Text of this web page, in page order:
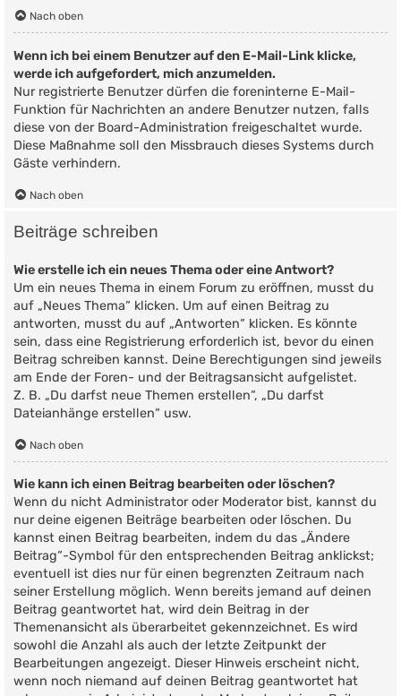
Nach oben
Wenn ich bei einem Benutzer auf den E-Mail-Link klicke,
werde ich aufgefordert, mich anzumelden.
Nur registrierte Benutzer dürfen die foreninterne E-Mail-
Funktion für Nachrichten an andere Benutzer nutzen, falls
diese von der Board-Administration freigeschaltet wurde.
Diese Maßnahme soll den Missbrauch dieses Systems durch
Gäste verhindern.
Nach oben
Beiträge schreiben
Wie erstelle ich ein neues Thema oder eine Antwort?
Um ein neues Thema in einem Forum zu eröffnen, musst du
auf „Neues Thema“ klicken. Um auf einen Beitrag zu
antworten, musst du auf „Antworten“ klicken. Es könnte
sein, dass eine Registrierung erforderlich ist, bevor du einen
Beitrag schreiben kannst. Deine Berechtigungen sind jeweils
am Ende der Foren- und der Beitragsansicht aufgelistet.
Z. B. „Du darfst neue Themen erstellen“, „Du darfst
Dateianhänge erstellen“ usw.
Nach oben
Wie kann ich einen Beitrag bearbeiten oder löschen?
Wenn du nicht Administrator oder Moderator bist, kannst du
nur deine eigenen Beiträge bearbeiten oder löschen. Du
kannst einen Beitrag bearbeiten, indem du das „Ändere
Beitrag“-Symbol für den entsprechenden Beitrag anklickst;
eventuell ist dies nur für einen begrenzten Zeitraum nach
seiner Erstellung möglich. Wenn bereits jemand auf deinen
Beitrag geantwortet hat, wird dein Beitrag in der
Themenansicht als überarbeitet gekennzeichnet. Es wird
sowohl die Anzahl als auch der letzte Zeitpunkt der
Bearbeitungen angezeigt. Dieser Hinweis erscheint nicht,
wenn noch niemand auf deinen Beitrag geantwortet hat